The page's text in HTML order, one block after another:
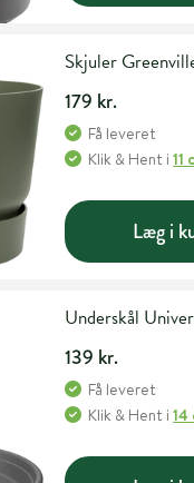
Skjuler
179 kr.
Få leveret
Klik & Hent i11
Læg i
Underskål
139 kr.
Få leveret
Klik & Hent i